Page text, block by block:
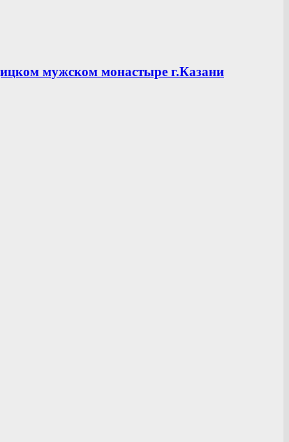
мужском монастыре г.Казани